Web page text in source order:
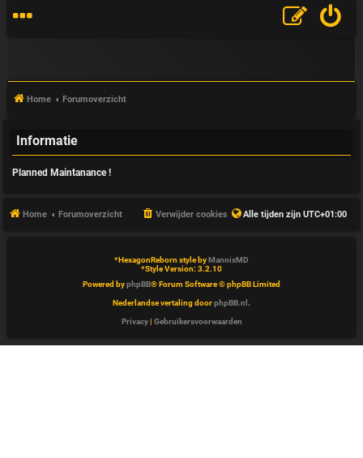
V
A
Home Forumoverzicht
Informatie
Planned Maintanance !
Home Forumoverzicht Alle tijden zijn UTC+01:00
Verwijder cookies
*HexagonReborn style byMannixMD
*Style Version: 3.2.10
Powered byphpBB® Forum Software © phpBB Limited
Nederlandse vertaling doorphpBB.nl .
Privacy| Gebruikersvoorwaarden